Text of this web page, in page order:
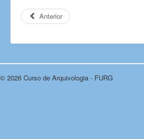
Anterior
© 2026 Curso de Arquivologia - FURG